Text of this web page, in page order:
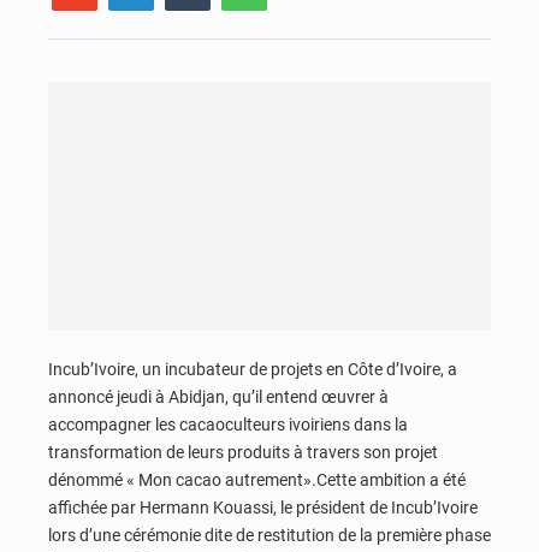
Incub’Ivoire, un incubateur de projets en Côte d’Ivoire, a
annoncé jeudi à Abidjan, qu’il entend œuvrer à
accompagner les cacaoculteurs ivoiriens dans la
transformation de leurs produits à travers son projet
dénommé « Mon cacao autrement».Cette ambition a été
affichée par Hermann Kouassi, le président de Incub’Ivoire
lors d’une cérémonie dite de restitution de la première phase